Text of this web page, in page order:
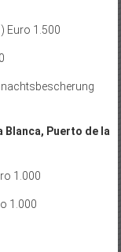
Euro 1.500
Blanca, Puerto de la
1.000
1.000